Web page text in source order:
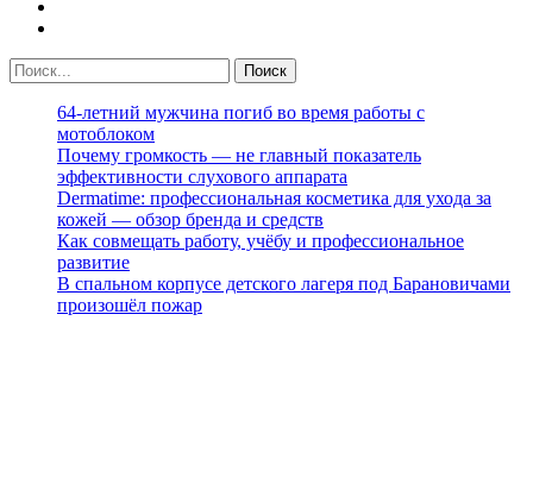
64-летний мужчина погиб во время работы с
мотоблоком
Почему громкость — не главный показатель
эффективности слухового аппарата
Dermatime: профессиональная косметика для ухода за
кожей — обзор бренда и средств
Как совмещать работу, учёбу и профессиональное
развитие
В спальном корпусе детского лагеря под Барановичами
произошёл пожар